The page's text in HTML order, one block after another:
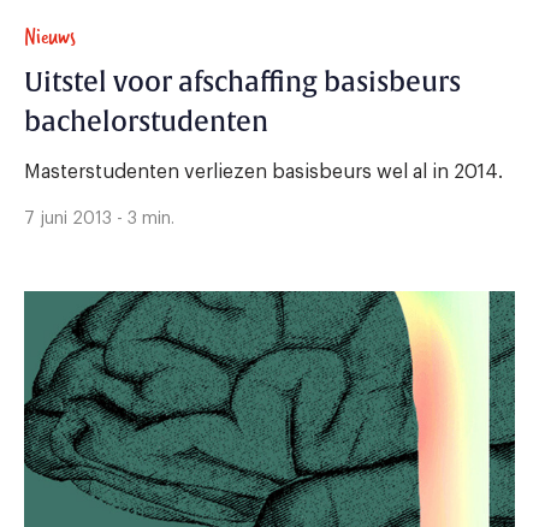
Nieuws
Uitstel voor afschaffing basisbeurs
bachelorstudenten
Masterstudenten verliezen basisbeurs wel al in 2014.
7 juni 2013 - 3 min.